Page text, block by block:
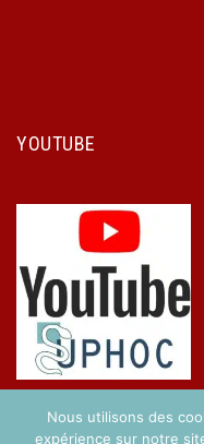
YOUTUBE
Nous utilisons des
expérience sur notre